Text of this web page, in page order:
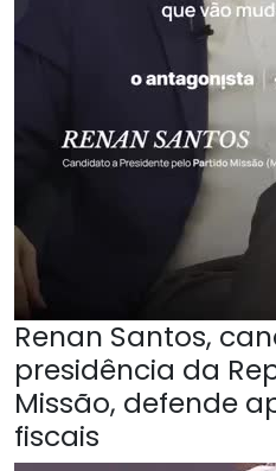
Renan Santos,
presidência da
Missão, defende
fiscais